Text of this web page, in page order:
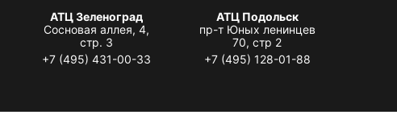
АТЦ Зеленоград
Сосновая аллея, 4,
стр. 3
+7 (495) 431-00-33
АТЦ Подольск
пр-т Юных ленинцев
70, стр 2
+7 (495) 128-01-88